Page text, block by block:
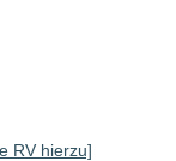
RV hierzu]